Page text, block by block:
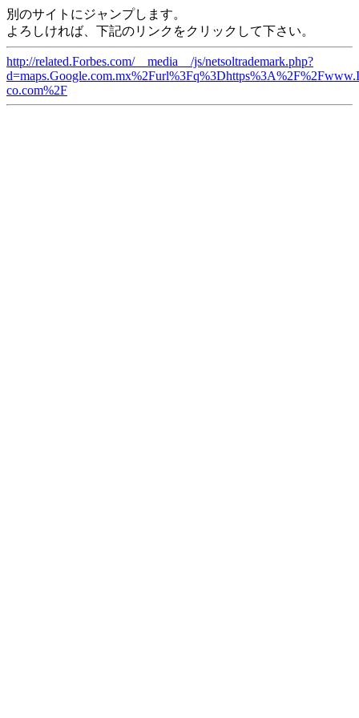
別のサイトにジャンプします。
よろしければ、下記のリンクをクリックして下さい。
http://related.Forbes.com/__media__/js/netsoltrademark.php?
co.com%2F